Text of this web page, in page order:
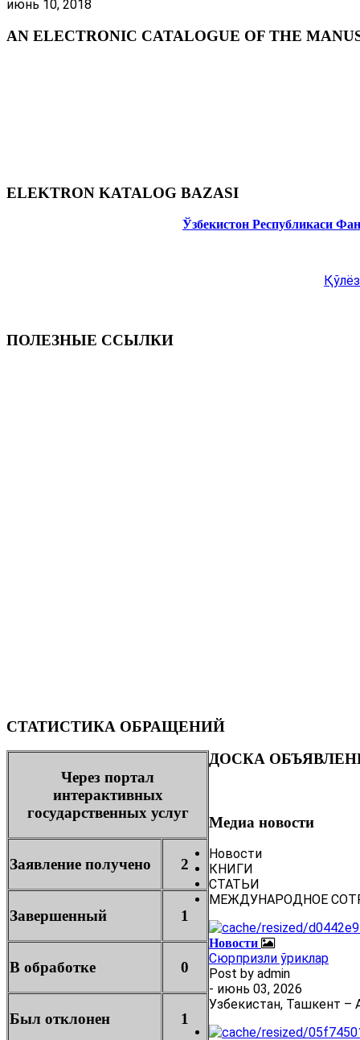
июнь 10, 2018
AN ELECTRONIC CATALOGUE OF THE
ELEKTRON KATALOG BAZASI
Ўзбекистон Республикаси
ПОЛЕЗНЫЕ ССЫЛКИ
СТАТИСТИКА ОБРАЩЕНИЙ
Через портал
интерактивных
государственных услуг
Заявление получено 2
Завершенный 1
В обработке 0
Был отклонен 1
ДОСКА
Медиа новости
Новости
КНИГИ
СТАТЬИ
МЕЖДУНАРОДНОЕ
Новости
Сюрпризли ўриклар
Post by admin
- июнь 03, 2026
Узбекистан, Ташкент –